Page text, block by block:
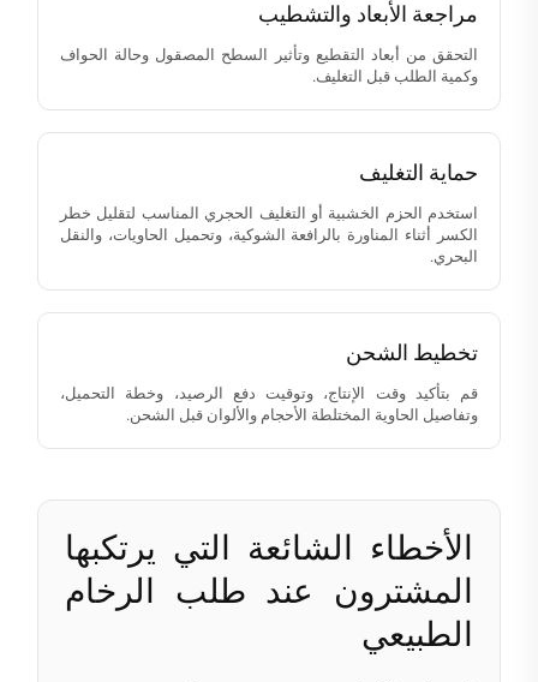
مراجعة الأبعاد والتشطيب
التحقق من أبعاد التقطيع وتأثير السطح المصقول وحالة الحواف
وكمية الطلب قبل التغليف.
حماية التغليف
استخدم الحزم الخشبية أو التغليف الحجري المناسب لتقليل خطر
الكسر أثناء المناورة بالرافعة الشوكية، وتحميل الحاويات، والنقل
البحري.
تخطيط الشحن
قم بتأكيد وقت الإنتاج، وتوقيت دفع الرصيد، وخطة التحميل،
وتفاصيل الحاوية المختلطة الأحجام والألوان قبل الشحن.
الأخطاء الشائعة التي يرتكبها
المشترون عند طلب الرخام
الطبيعي